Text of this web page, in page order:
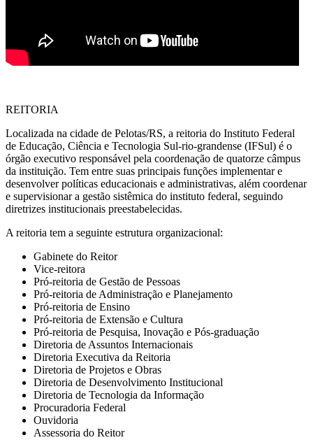
REITORIA
Localizada na cidade de Pelotas/RS, a reitoria do Instituto Federal
de Educação, Ciência e Tecnologia Sul-rio-grandense (IFSul) é o
órgão executivo responsável pela coordenação de quatorze câmpus
da instituição. Tem entre suas principais funções implementar e
desenvolver políticas educacionais e administrativas, além coordenar
e supervisionar a gestão sistêmica do instituto federal, seguindo
diretrizes institucionais preestabelecidas.
A reitoria tem a seguinte estrutura organizacional:
Gabinete do Reitor
Vice-reitora
Pró-reitoria de Gestão de Pessoas
Pró-reitoria de Administração e Planejamento
Pró-reitoria de Ensino
Pró-reitoria de Extensão e Cultura
Pró-reitoria de Pesquisa, Inovação e Pós-graduação
Diretoria de Assuntos Internacionais
Diretoria Executiva da Reitoria
Diretoria de Projetos e Obras
Diretoria de Desenvolvimento Institucional
Diretoria de Tecnologia da Informação
Procuradoria Federal
Ouvidoria
Assessoria do Reitor